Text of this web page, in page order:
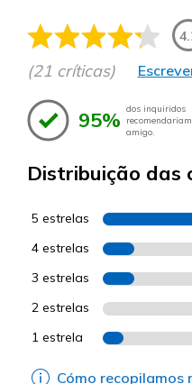
(21 críticas)
95% dos inquiridos
amigo.
Distribuição das
5 estrelas
4 estrelas
3 estrelas
2 estrelas
1 estrela
Cómo recopilamos